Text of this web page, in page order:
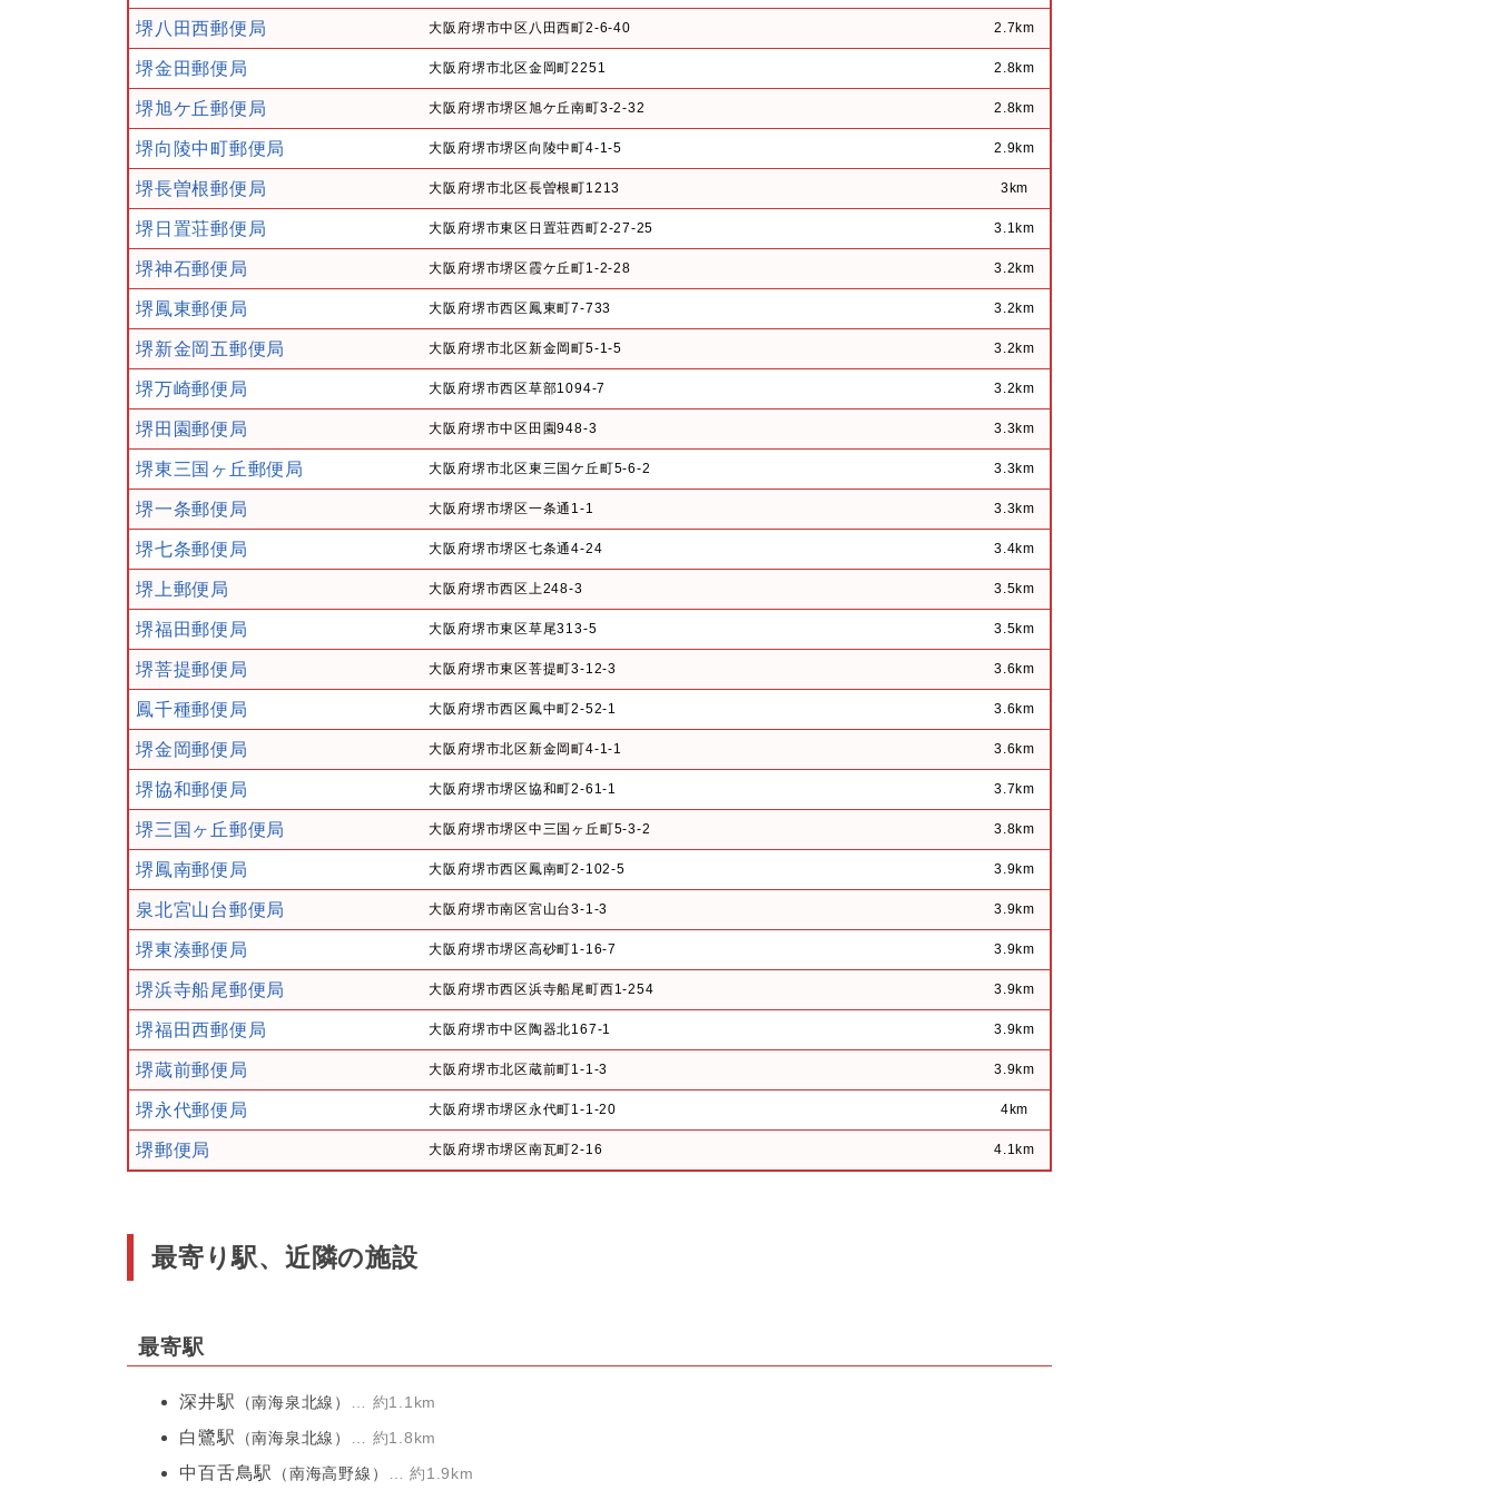
堺八田西郵便局 大阪府堺市中区八田西町2-6-40 2.7km
堺金田郵便局 大阪府堺市北区金岡町2251 2.8km
堺旭ケ丘郵便局 大阪府堺市堺区旭ケ丘南町3-2-32 2.8km
堺向陵中町郵便局 大阪府堺市堺区向陵中町4-1-5 2.9km
堺長曽根郵便局 大阪府堺市北区長曽根町1213 3km
堺日置荘郵便局 大阪府堺市東区日置荘西町2-27-25 3.1km
堺神石郵便局 大阪府堺市堺区霞ケ丘町1-2-28 3.2km
堺鳳東郵便局 大阪府堺市西区鳳東町7-733 3.2km
堺新金岡五郵便局 大阪府堺市北区新金岡町5-1-5 3.2km
堺万崎郵便局 大阪府堺市西区草部1094-7 3.2km
堺田園郵便局 大阪府堺市中区田園948-3 3.3km
堺東三国ヶ丘郵便局 大阪府堺市北区東三国ケ丘町5-6-2 3.3km
堺一条郵便局 大阪府堺市堺区一条通1-1 3.3km
堺七条郵便局 大阪府堺市堺区七条通4-24 3.4km
堺上郵便局 大阪府堺市西区上248-3 3.5km
堺福田郵便局 大阪府堺市東区草尾313-5 3.5km
堺菩提郵便局 大阪府堺市東区菩提町3-12-3 3.6km
鳳千種郵便局 大阪府堺市西区鳳中町2-52-1 3.6km
堺金岡郵便局 大阪府堺市北区新金岡町4-1-1 3.6km
堺協和郵便局 大阪府堺市堺区協和町2-61-1 3.7km
堺三国ヶ丘郵便局 大阪府堺市堺区中三国ヶ丘町5-3-2 3.8km
堺鳳南郵便局 大阪府堺市西区鳳南町2-102-5 3.9km
泉北宮山台郵便局 大阪府堺市南区宮山台3-1-3 3.9km
堺東湊郵便局 大阪府堺市堺区高砂町1-16-7 3.9km
堺浜寺船尾郵便局 大阪府堺市西区浜寺船尾町西1-254 3.9km
堺福田西郵便局 大阪府堺市中区陶器北167-1 3.9km
堺蔵前郵便局 大阪府堺市北区蔵前町1-1-3 3.9km
堺永代郵便局 大阪府堺市堺区永代町1-1-20 4km
堺郵便局 大阪府堺市堺区南瓦町2-16 4.1km
最寄り駅、近隣の施設
最寄駅
深井駅 （南海泉北線） … 約1.1km
白鷺駅 （南海泉北線） … 約1.8km
中百舌鳥駅 （南海高野線） … 約1.9km